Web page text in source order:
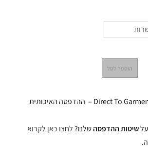
הוספה לסל
שיטת ההדפסה: Direct To Garment – ההדפסה האיכותית
שיטות ההדפסהשלנו?לחצו כאן לקרוא
.